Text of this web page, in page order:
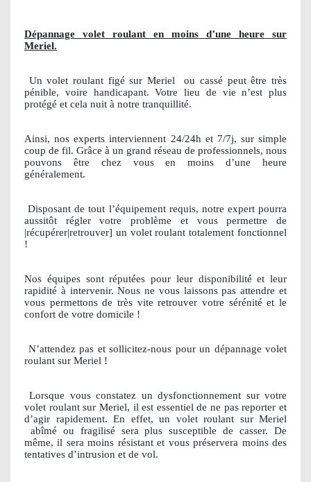
Dépannage volet roulant en moins d’une heure sur
Meriel.
Un volet roulant figé sur Meriel
ou cassé peut être très
pénible, voire handicapant. Votre lieu de vie n’est plus
protégé et cela nuit à notre tranquillité.
Ainsi, nos experts interviennent 24/24h et 7/7j, sur simple
coup de fil. Grâce à un grand réseau de professionnels, nous
pouvons être chez vous en moins d’une heure
généralement.
Disposant de tout l’équipement requis, notre expert pourra
aussitôt régler votre problème et vous permettre de
|récupérer|retrouver] un volet roulant totalement fonctionnel
!
Nos équipes sont réputées pour leur disponibilité et leur
rapidité à intervenir. Nous ne vous laissons pas attendre et
vous permettons de très vite retrouver votre sérénité et le
confort de votre domicile !
N’attendez pas et sollicitez-nous pour un dépannage volet
roulant sur Meriel !
Lorsque vous constatez un dysfonctionnement sur votre
volet roulant sur Meriel, il est essentiel de ne pas reporter et
d’agir rapidement. En effet, un volet roulant sur Meriel
abîmé ou fragilisé sera plus susceptible de casser. De
même, il sera moins résistant et vous préservera moins des
tentatives d’intrusion et de vol.